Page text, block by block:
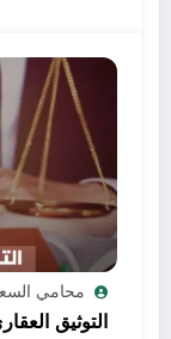
محامي
التوثيق